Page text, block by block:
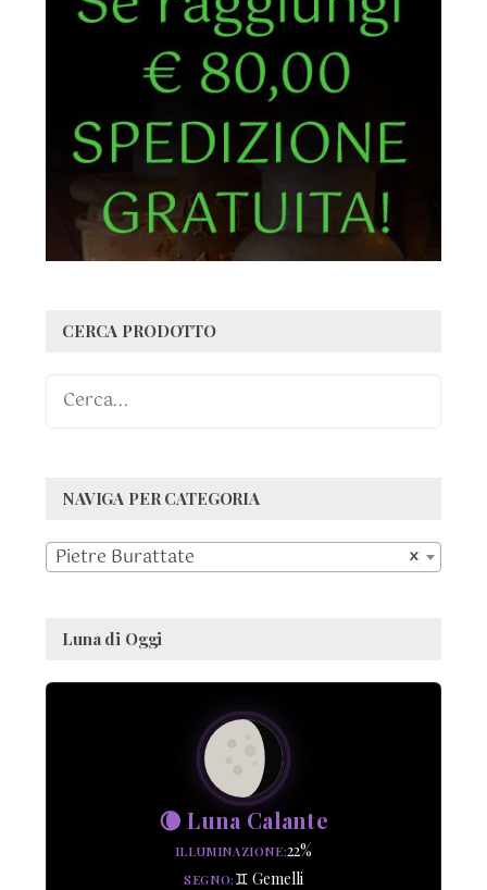
CERCA PRODOTTO
NAVIGA PER CATEGORIA
×
Pietre Burattate
Luna di Oggi
🌘 Luna Calante
ILLUMINAZIONE 22%
SEGNO ♊ Gemelli